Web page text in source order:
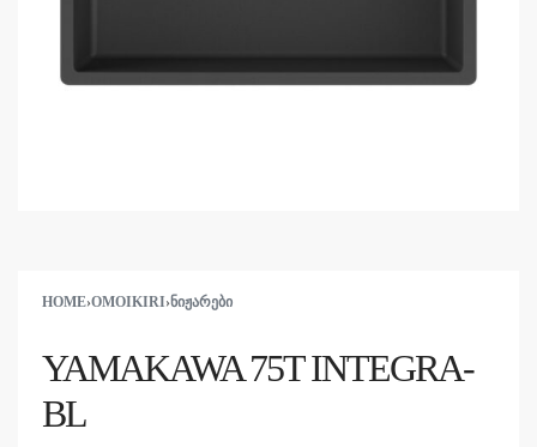
HOME›OMOIKIRI›ᲜᲘᲟᲐᲠᲔᲑᲘ
YAMAKAWA 75T INTEGRA-
BL